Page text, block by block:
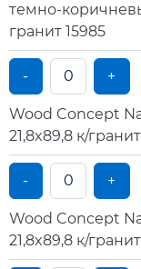
темно-
гранит 15985
- +
Wood Concept
21,8x89,8 к/
- +
Wood Concept
21,8x89,8 к/